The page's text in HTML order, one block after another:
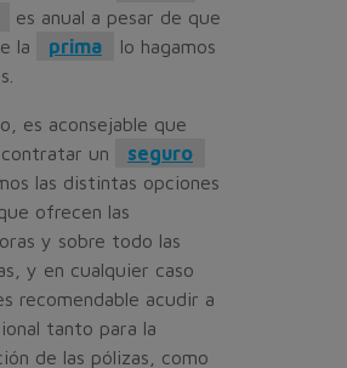
es anual a pesar de que
la
prima
lo hagamos
es aconsejable que
un
seguro
las distintas opciones
ofrecen las
y sobre todo las
y en cualquier caso
recomendable acudir a
tanto para la
de las pólizas, como